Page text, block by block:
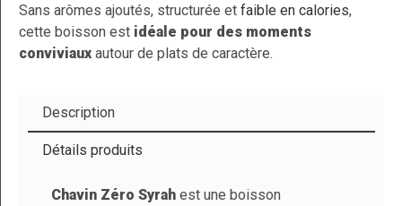
Sans arômes ajoutés, structurée et faible en calories,
cette boisson est idéale pour des moments
conviviaux autour de plats de caractère.
Description
Détails produits
Chavin Zéro Syrah est une boisson